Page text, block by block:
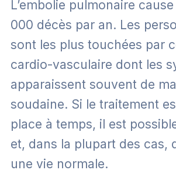
L’embolie pulmonaire
000 décès par an. Les
sont les plus touchées par
cardio-vasculaire dont les
apparaissent souvent de
soudaine. Si le traitement
place à temps, il est
et, dans la plupart des cas,
une vie normale.